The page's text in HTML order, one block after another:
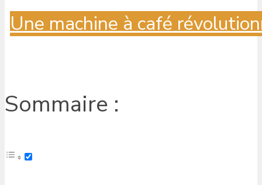
Une machine à café
Sommaire :